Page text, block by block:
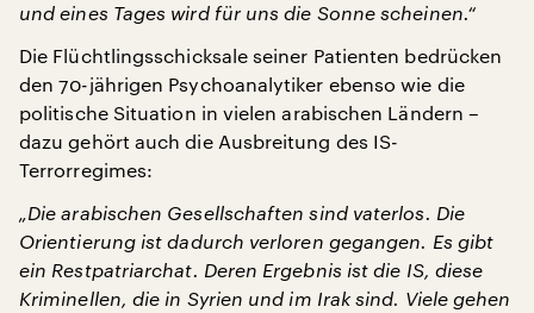
und eines Tages wird für uns die Sonne scheinen.“
Die Flüchtlingsschicksale seiner Patienten bedrücken
den 70-jährigen Psychoanalytiker ebenso wie die
politische Situation in vielen arabischen Ländern –
dazu gehört auch die Ausbreitung des IS-
Terrorregimes:
„Die arabischen Gesellschaften sind vaterlos. Die
Orientierung ist dadurch verloren gegangen. Es gibt
ein Restpatriarchat. Deren Ergebnis ist die IS, diese
Kriminellen, die in Syrien und im Irak sind. Viele gehen